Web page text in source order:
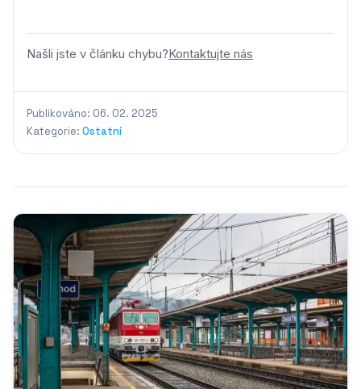
Našli jste v článku chybu?Kontaktujte nás
Publikováno: 06. 02. 2025
Kategorie: Ostatní